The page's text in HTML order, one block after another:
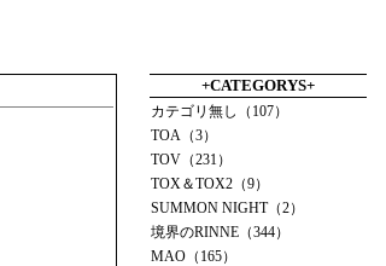
+CATEGORYS+
カテゴリ無し（107）
TOA（3）
TOV（231）
TOX＆TOX2（9）
SUMMON NIGHT（2）
境界のRINNE（344）
MAO（165）